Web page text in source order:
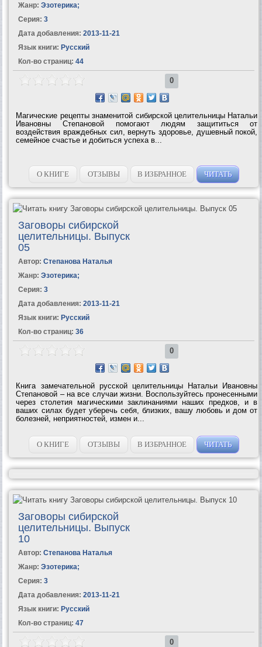
Жанр: Эзотерика;
Серия: 3
Дата добавления: 2013-11-21
Язык книги: Русский
Кол-во страниц: 44
0
Магические рецепты знаменитой сибирской целительницы Натальи
Ивановны Степановой помогают людям защититься от
воздействия враждебных сил, вернуть здоровье, душевный покой,
семейное счастье и добиться успеха в...
О КНИГЕ ОТЗЫВЫ В ИЗБРАННОЕ ЧИТАТЬ
Заговоры сибирской
целительницы. Выпуск
05
Автор: Степанова Наталья
Жанр: Эзотерика;
Серия: 3
Дата добавления: 2013-11-21
Язык книги: Русский
Кол-во страниц: 36
0
Книга замечательной русской целительницы Натальи Ивановны
Степановой – на все случаи жизни. Воспользуйтесь пронесенными
через столетия магическими заклинаниями наших предков, и в
ваших силах будет уберечь себя, близких, вашу любовь и дом от
болезней, неприятностей, измен и...
О КНИГЕ ОТЗЫВЫ В ИЗБРАННОЕ ЧИТАТЬ
Заговоры сибирской
целительницы. Выпуск
10
Автор: Степанова Наталья
Жанр: Эзотерика;
Серия: 3
Дата добавления: 2013-11-21
Язык книги: Русский
Кол-во страниц: 47
0